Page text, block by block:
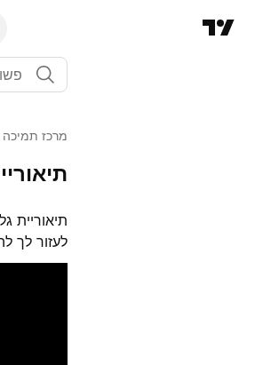
מרכז תמיכה
תיאוריית
לעזור לך